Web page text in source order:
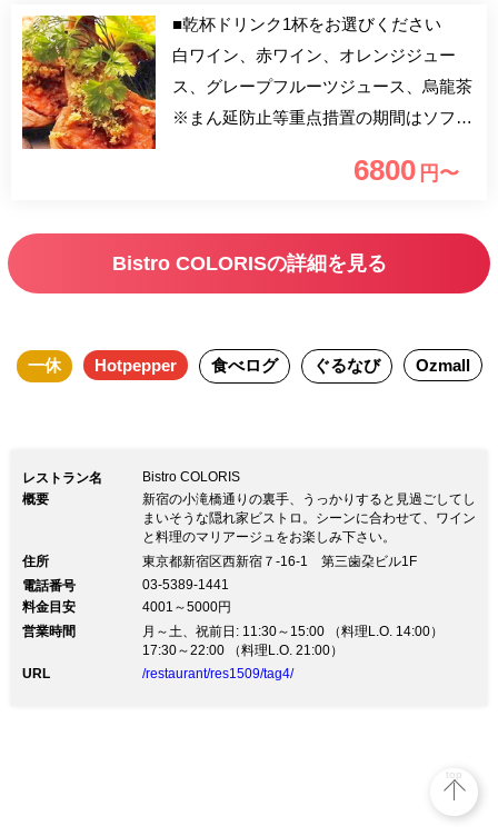
■乾杯ドリンク1杯をお選びください
白ワイン、赤ワイン、オレンジジュー
ス、グレープフルーツジュース、烏龍茶
※まん延防止等重点措置の期間はソフト
プラン】 旬な食材を使用したシェフの
肉料理、自家製パン、デザート盛り合わ
や結婚記念日などの記念日、結納や顔合
6800 円〜
Bistro COLORISの詳細を見る
一休 Hotpepper 食べログ ぐるなび Ozmall
レストラン名
Bistro COLORIS
概要
新宿の小滝橋通りの裏手、うっかりすると見過ごしてし
まいそうな隠れ家ビストロ。シーンに合わせて、ワイン
と料理のマリアージュをお楽しみ下さい。
住所
東京都新宿区西新宿７-16-1 第三歯朶ビル1F
電話番号
03-5389-1441
料金目安
4001～5000円
営業時間
月～土、祝前日: 11:30～15:00 （料理L.O. 14:00）
17:30～22:00 （料理L.O. 21:00）
URL
/restaurant/res1509/tag4/
top